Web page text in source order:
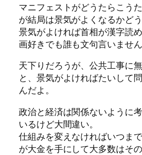
マニフェストがどうたらこう
が結局は景気がよくなるかどう
景気がよければ首相が漢字読
画好きでも誰も文句言いません
天下りだろうが、公共工事に
と、景気がよければたいして
んだよ。
政治と経済は関係ないように
いるけど大間違い。
仕組みを変えなければいつま
が大金を手にして大多数はそ